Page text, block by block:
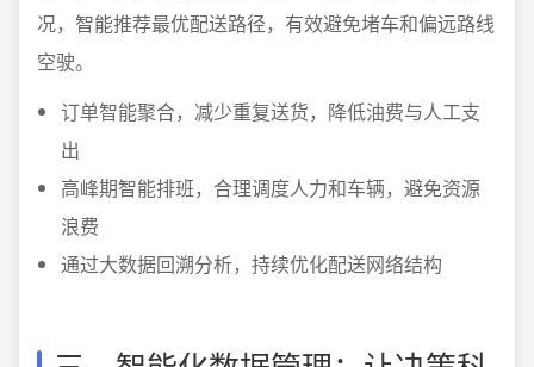
况，智能推荐最优配送路径，有效避免堵车和偏远路线
空驶。
订单智能聚合，减少重复送货，降低油费与人工支
出
高峰期智能排班，合理调度人力和车辆，避免资源
浪费
通过大数据回溯分析，持续优化配送网络结构